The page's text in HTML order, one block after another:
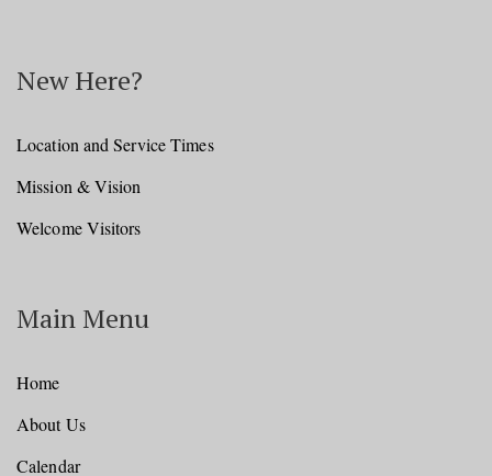
New Here?
Location and Service Times
Mission & Vision
Welcome Visitors
Main Menu
Home
About Us
Calendar